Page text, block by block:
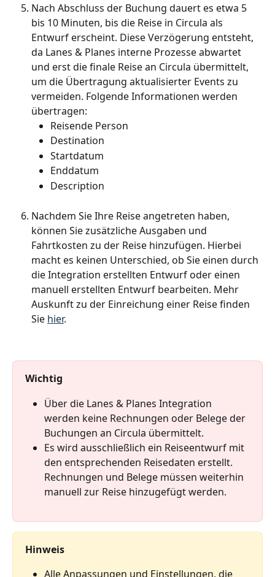
Nach Abschluss der Buchung dauert es etwa 5
bis 10 Minuten, bis die Reise in Circula als
Entwurf erscheint. Diese Verzögerung entsteht,
da Lanes & Planes interne Prozesse abwartet
und erst die finale Reise an Circula übermittelt,
um die Übertragung aktualisierter Events zu
vermeiden. Folgende Informationen werden
übertragen:
Reisende Person
Destination
Startdatum
Enddatum
Description
Nachdem Sie Ihre Reise angetreten haben,
können Sie zusätzliche Ausgaben und
Fahrtkosten zu der Reise hinzufügen. Hierbei
macht es keinen Unterschied, ob Sie einen durch
die Integration erstellten Entwurf oder einen
manuell erstellten Entwurf bearbeiten. Mehr
Auskunft zu der Einreichung einer Reise finden
Sie hier.
Wichtig
Über die Lanes & Planes Integration
werden keine Rechnungen oder Belege der
Buchungen an Circula übermittelt.
Es wird ausschließlich ein Reiseentwurf mit
den entsprechenden Reisedaten erstellt.
Rechnungen und Belege müssen weiterhin
manuell zur Reise hinzugefügt werden.
Hinweis
Alle Anpassungen und Einstellungen, die